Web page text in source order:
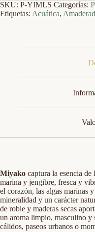
SKU: P-YIMLS Categorías:
Etiquetas: Acuática,
Miyako captura la esencia de
marina y jengibre, fresca y
el corazón, las algas marinas
mineralidad y un carácter
de roble y maderas secas
un aroma limpio, masculino y
cálidos, paseos urbanos o